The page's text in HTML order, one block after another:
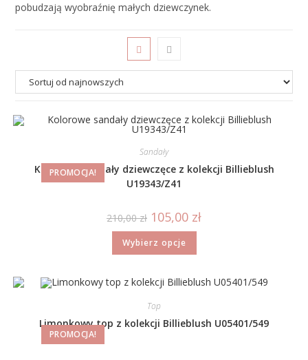
pobudzają wyobraźnię małych dziewczynek.
PROMOCJA!
Sandały
Kolorowe sandały dziewczęce z kolekcji Billieblush
U19343/Z41
210,00zł 105,00 zł
Wybierz opcje
PROMOCJA!
Top
Limonkowy top z kolekcji Billieblush U05401/549